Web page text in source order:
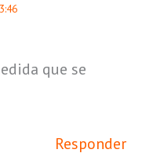
que se
Responder